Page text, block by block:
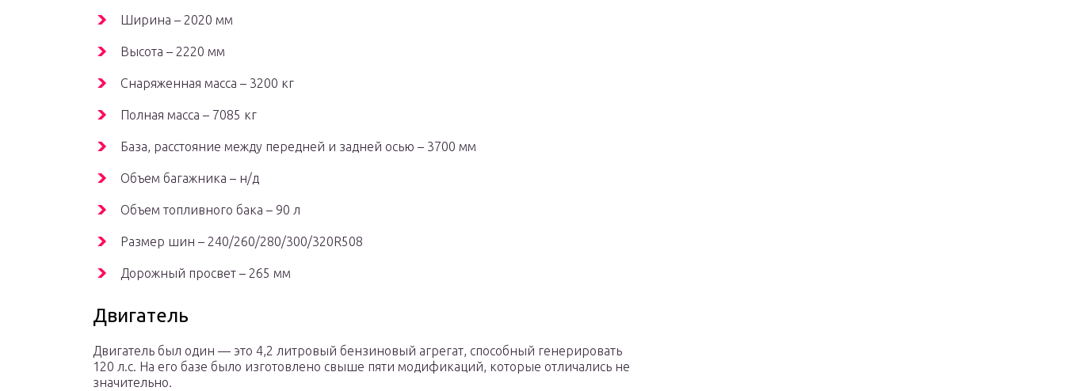
Ширина – 2020 мм
Высота – 2220 мм
Снаряженная масса – 3200 кг
Полная масса – 7085 кг
База, расстояние между передней и задней осью – 3700 мм
Объем багажника – н/д
Объем топливного бака – 90 л
Размер шин – 240/260/280/300/320R508
Дорожный просвет – 265 мм
Двигатель
Двигатель был один — это 4,2 литровый бензиновый агрегат, способный генерировать
120 л.с. На его базе было изготовлено свыше пяти модификаций, которые отличались не
значительно.